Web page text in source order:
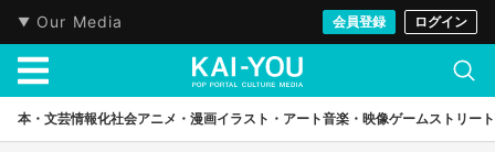
Our Media 会員登録 ログイン
本・文芸情報化社会アニメ・漫画イラスト・アート音楽・映像ゲームストリート